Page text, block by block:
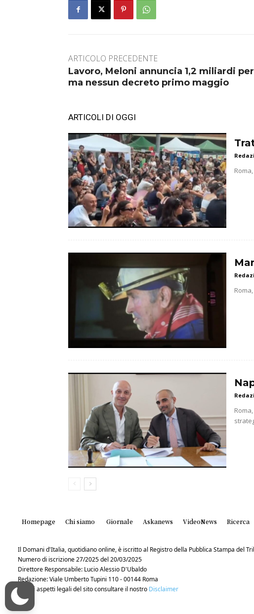
ARTICOLO PRECEDENTE
Lavoro, Meloni annuncia 1,2 miliardi
ma nessun decreto primo maggio
ARTICOLI DI OGGI
Homepage Chi siamo Giornale Askanews VideoNews Ricerca
Il Domani d'Italia, quotidiano online, è iscritto al Registro della Pubblica Stampa del
Numero di iscrizione 27/2025 del 20/03/2025
Direttore Responsabile: Lucio Alessio D'Ubaldo
Redazione: Viale Umberto Tupini 110 - 00144 Roma
Per gli aspetti legali del sito consultare il nostro Disclaimer